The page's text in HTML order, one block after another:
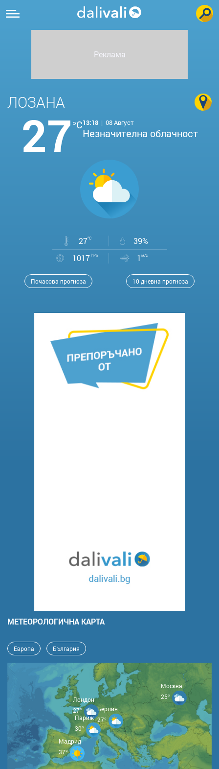
ЛОЗАНА
27°C13:18 | 08 Август
Незначителна облачност
27°C
39%
1017 hPa 1 м/с
Почасова прогноза 10 дневна прогноза
MЕТЕОРОЛОГИЧНА КАРТА
Европа България
Лондон
27°
Берлин
27°
Мадрид
37°
Париж
30°
Москва
25°